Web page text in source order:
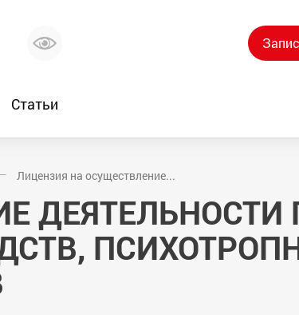
Статьи
Лицензия на осуществление...
ДЕЯТЕЛЬНОСТИ